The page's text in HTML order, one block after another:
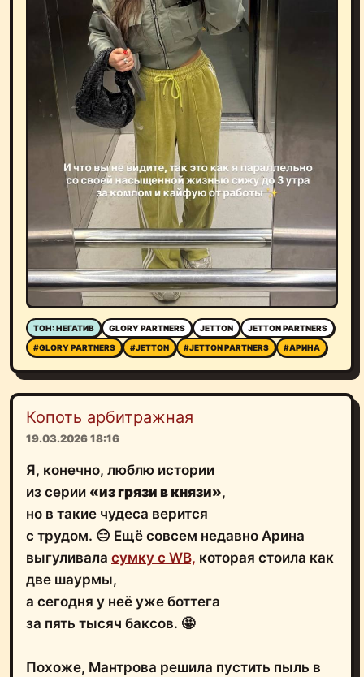
ТОН: НЕГАТИВ GLORY PARTNERS JETTON
JETTON PARTNERS
#GLORY PARTNERS
#JETTON #JETTON PARTNERS #АРИНА
Копоть арбитражная
19.03.2026 18:16
Я, конечно, люблю истории
из серии «из грязи в князи»,
но в такие чудеса верится
с трудом. 😑 Ещё совсем недавно Арина
выгуливала сумку с WB, которая стоила как
две шаурмы,
а сегодня у неё уже боттега
за пять тысяч баксов. 🤩
Похоже, Мантрова решила пустить пыль в